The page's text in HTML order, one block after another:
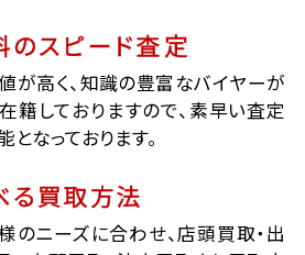
のスピード査定
が高く、知識の豊富なバイヤーが
籍しておりますので、素早い査定
となっております。
る買取方法
のニーズに合わせ、店頭買取・出